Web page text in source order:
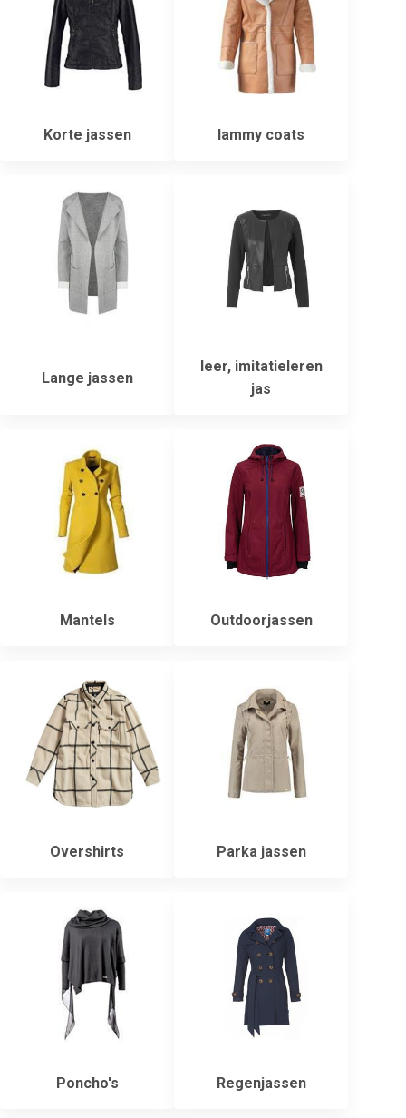
Korte jassen lammy coats
Lange jassen
leer, imitatieleren
jas
Mantels Outdoorjassen
Overshirts Parka jassen
Poncho's Regenjassen